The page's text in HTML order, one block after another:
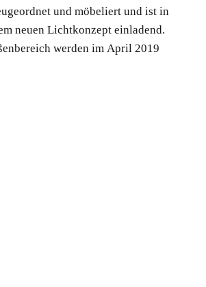
und möbeliert und ist in
neuen Lichtkonzept einladend.
werden im April 2019